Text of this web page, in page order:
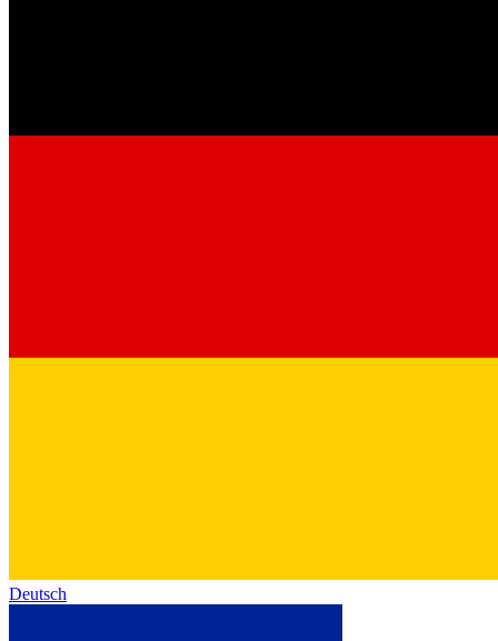
Deutsch